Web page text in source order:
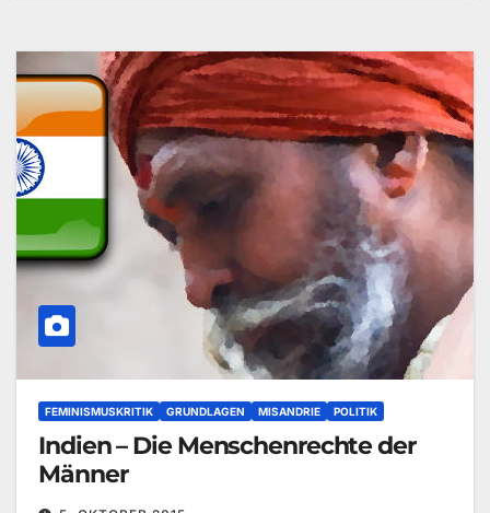
FEMINISMUSKRITIK GRUNDLAGEN MISANDRIE POLITIK
Indien – Die Menschenrechte der
Männer